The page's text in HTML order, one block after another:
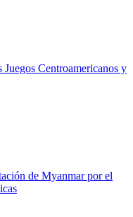
Centroamericanos y
de Myanmar por el